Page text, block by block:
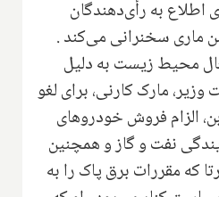
اطلاع به رأی‌دهندگان
ماری سخنرانی می‌کند .
محیط زیست به دلیل
مارک کارنی، برای لغو
الزام فروش خودروهای
نفت و گاز و همچنین
که مقررات برق پاک را به